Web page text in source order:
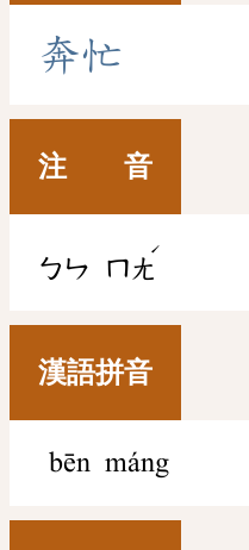
奔忙
注 音
ㄅㄣ ㄇㄤ
ˊ
漢語拼音
bēn máng